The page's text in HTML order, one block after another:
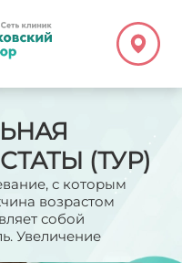
(ТУР)
с которым
возрастом
собой
Увеличение